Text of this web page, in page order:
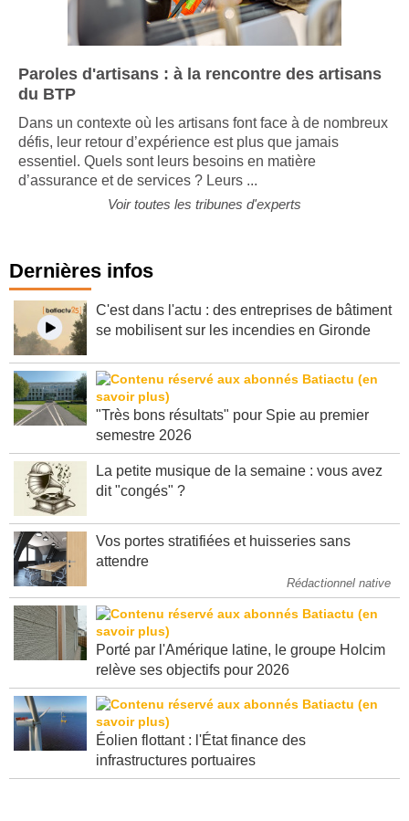
Paroles d'artisans : à la rencontre des artisans
Dans un contexte où les artisans font face à de nombreux
défis, leur retour d’expérience est plus que jamais
essentiel. Quels sont leurs besoins en matière
Dernières infos
C'est dans l'actu : des entreprises de bâtiment
"Très bons résultats" pour Spie au premier
La petite musique de la semaine : vous avez
Vos portes stratifiées et huisseries sans
Rédactionnel native
Porté par l'Amérique latine, le groupe Holcim
Éolien flottant : l'État finance des